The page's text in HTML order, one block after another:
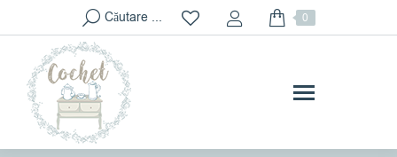
Search:Căutare ... 0